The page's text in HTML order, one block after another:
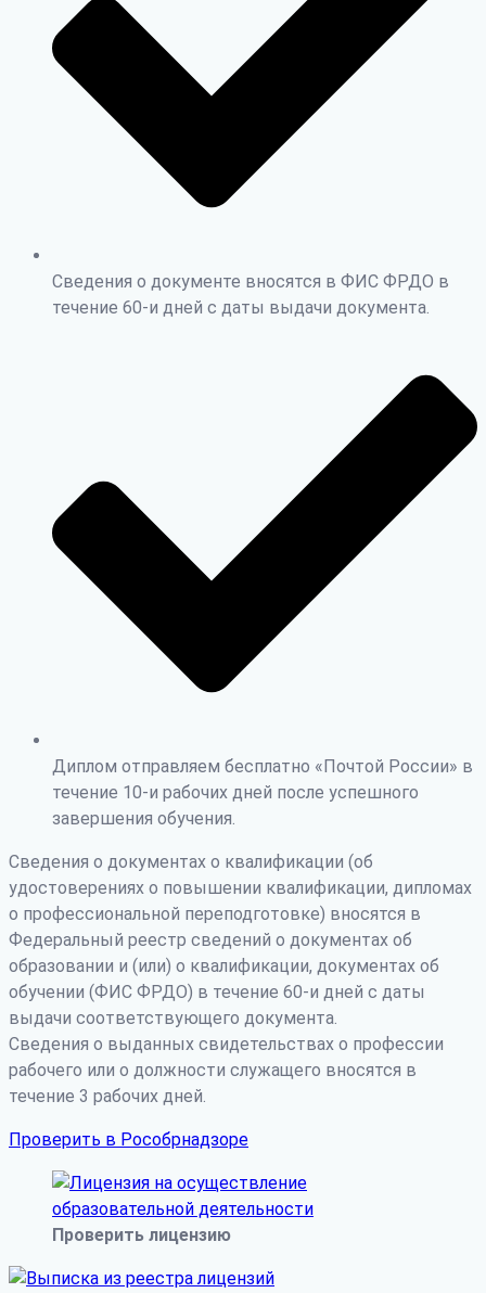
Сведения о документе вносятся в ФИС ФРДО в
течение 60-и дней с даты выдачи документа.
Диплом отправляем бесплатно «Почтой России» в
течение 10-и рабочих дней после успешного
завершения обучения.
Сведения о документах о квалификации (об
удостоверениях о повышении квалификации, дипломах
о профессиональной переподготовке) вносятся в
Федеральный реестр сведений о документах об
образовании и (или) о квалификации, документах об
обучении (ФИС ФРДО) в течение 60-и дней с даты
выдачи соответствующего документа.
Сведения о выданных свидетельствах о профессии
рабочего или о должности служащего вносятся в
течение 3 рабочих дней.
Проверить в Рособрнадзоре
Проверить лицензию